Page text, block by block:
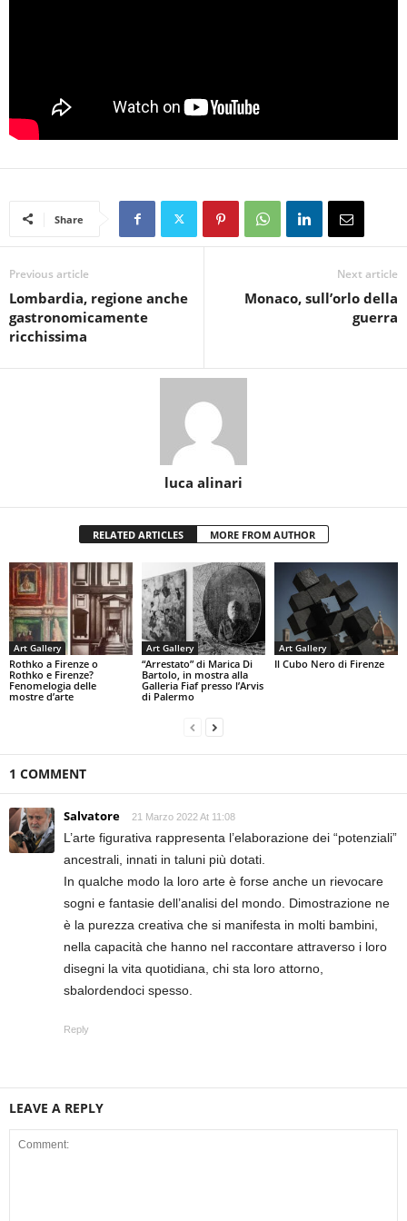
Share
Previous article
Lombardia, regione anche
gastronomicamente
ricchissima
Next article
Monaco, sull’orlo della
guerra
luca alinari
RELATED ARTICLES MORE FROM AUTHOR
Art Gallery
Rothko a Firenze o
Rothko e Firenze?
Fenomelogia delle
mostre d’arte
Art Gallery
“Arrestato” di Marica Di
Bartolo, in mostra alla
Galleria Fiaf presso l’Arvis
di Palermo
Art Gallery
Il Cubo Nero di Firenze
1 COMMENT
Salvatore 21 Marzo 2022 At 11:08
L’arte figurativa rappresenta l’elaborazione dei “potenziali”
ancestrali, innati in taluni più dotati.
In qualche modo la loro arte è forse anche un rievocare
sogni e fantasie dell’analisi del mondo. Dimostrazione ne
è la purezza creativa che si manifesta in molti bambini,
nella capacità che hanno nel raccontare attraverso i loro
disegni la vita quotidiana, chi sta loro attorno,
sbalordendoci spesso.
Reply
LEAVE A REPLY